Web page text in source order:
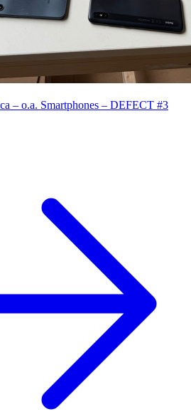
– o.a. Smartphones – DEFECT #3